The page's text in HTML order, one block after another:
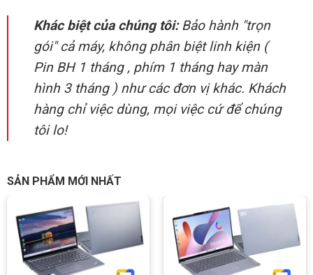
Khác biệt của chúng tôi:Bảo hành "trọn
gói" cả máy, không phân biệt linh kiện (
Pin BH 1 tháng , phím 1 tháng hay màn
hình 3 tháng ) như các đơn vị khác. Khách
hàng chỉ việc dùng, mọi việc cứ để chúng
tôi lo!
SẢN PHẨM MỚI NHẤT